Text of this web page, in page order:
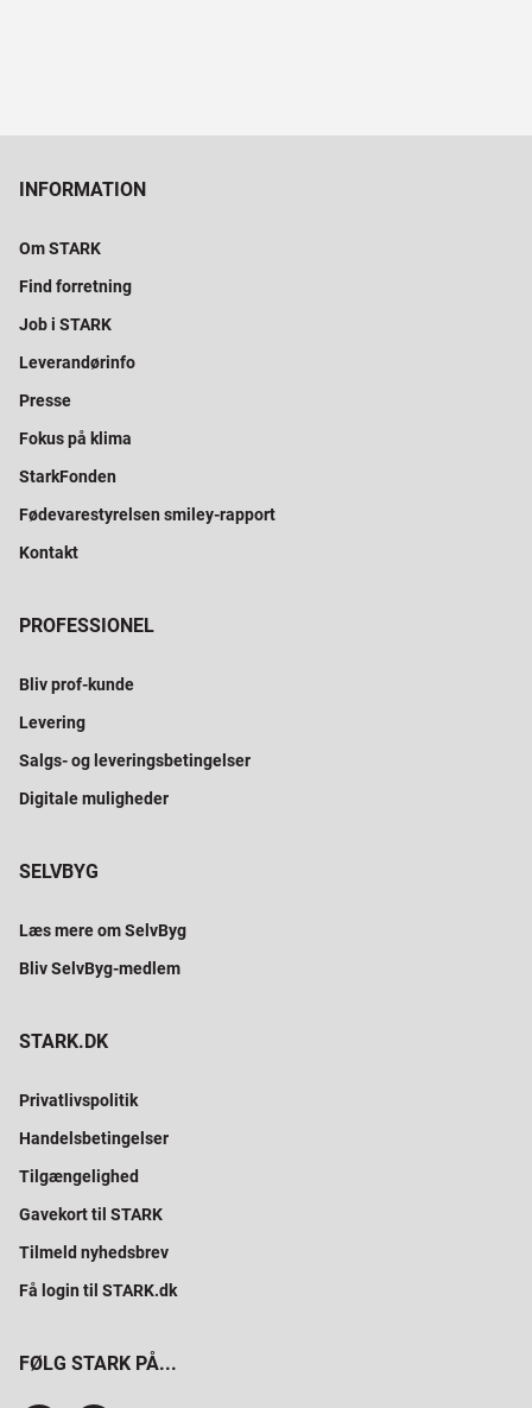
INFORMATION
Om STARK
Find forretning
Job i STARK
Leverandørinfo
Presse
Fokus på klima
StarkFonden
Fødevarestyrelsen smiley-rapport
Kontakt
PROFESSIONEL
Bliv prof-kunde
Levering
Salgs- og leveringsbetingelser
Digitale muligheder
SELVBYG
Læs mere om SelvByg
Bliv SelvByg-medlem
STARK.DK
Privatlivspolitik
Handelsbetingelser
Tilgængelighed
Gavekort til STARK
Tilmeld nyhedsbrev
Få login til STARK.dk
FØLG STARK PÅ...